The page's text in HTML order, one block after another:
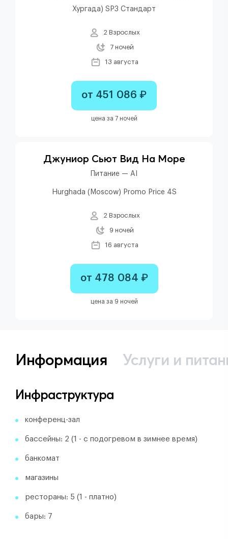
Хургада) SP3 Стандарт
2 Взрослых
7 ночей
13 августа
от 451 086 ₽
цена за 7 ночей
Джуниор Сьют Вид На Море
Питание — AI
Hurghada (Moscow) Promo Price 4S
2 Взрослых
9 ночей
16 августа
от 478 084 ₽
цена за 9 ночей
Информация Услуги и
Инфраструктура
конференц-зал
бассейны: 2 (1 - с подогревом в зимнее время)
банкомат
магазины
рестораны: 5 (1 - платно)
бары: 7